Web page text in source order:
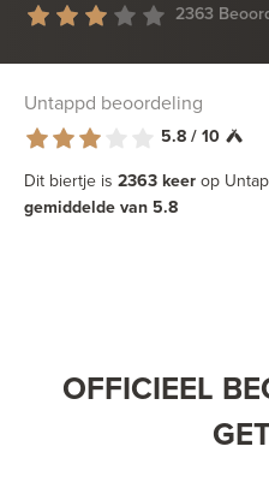
2363
Untappd beoordeling
5.8 / 10
Dit biertje is 2363 keer op
gemiddelde van 5.8
OFFICIEEL